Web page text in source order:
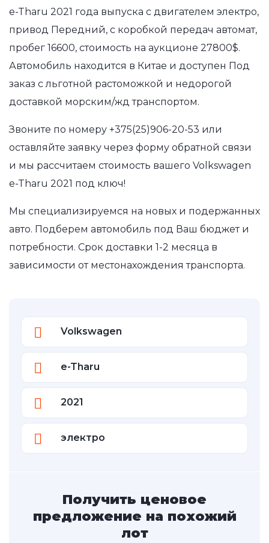
e-Tharu 2021 года выпуска с двигателем электро,
привод Передний, с коробкой передач автомат,
пробег 16600, стоимость на аукционе 27800$.
Автомобиль находится в Китае и доступен Под
заказ с льготной растоможкой и недорогой
доставкой морским/жд транспортом.
Звоните по номеру +375(25)906-20-53 или
оставляйте заявку через форму обратной связи
и мы рассчитаем стоимость вашего Volkswagen
e-Tharu 2021 под ключ!
Мы специализируемся на новых и подержанных
авто. Подберем автомобиль под Ваш бюджет и
потребности. Срок доставки 1-2 месяца в
зависимости от местонахождения транспорта.
Volkswagen
e-Tharu
2021
электро
Получить ценовое
предложение на похожий
лот